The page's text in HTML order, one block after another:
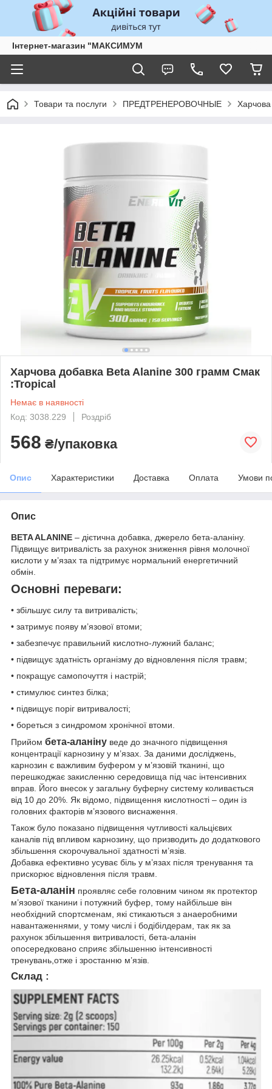
Інтернет-магазин "МАКСИМУМ
Товари та послуги ПРЕДТРЕНЕРОВОЧНЫЕ
Харчова добавка Beta Alanine 300 грамм Смак
:Tropical
Немає в наявності
Код: 3038.229
Роздріб
568 ₴/упаковка
Опис Характеристики Доставка Оплата Умови
Опис
BETA ALANINE – дієтична добавка, джерело бета-аланіну.
Підвищує витривалість за рахунок зниження рівня молочної
кислоти у м’язах та підтримує нормальний енергетичний
обмін.
Основні переваги:
• збільшує силу та витривалість;
• затримує появу м’язової втоми;
• забезпечує правильний кислотно-лужний баланс;
• підвищує здатність організму до відновлення після травм;
• покращує самопочуття і настрій;
• стимулює синтез білка;
• підвищує поріг витривалості;
• бореться з синдромом хронічної втоми.
Прийом бета-аланіну веде до значного підвищення
концентрації карнозину у м’язах. За даними досліджень,
карнозин є важливим буфером у м’язовій тканині, що
перешкоджає закисленню середовища під час інтенсивних
вправ. Його внесок у загальну буферну систему коливається
від 10 до 20%. Як відомо, підвищення кислотності – один із
головних факторів м’язового виснаження.
Також було показано підвищення чутливості кальцієвих
каналів під впливом карнозину, що призводить до додаткового
збільшення скорочувальної здатності м’язів.
Добавка ефективно усуває біль у м’язах після тренування та
прискорює відновлення після травм.
Бета-аланін проявляє себе головним чином як протектор
м’язової тканини і потужний буфер, тому найбільше він
необхідний спортсменам, які стикаються з анаеробними
навантаженнями, у тому числі і бодібілдерам, так як за
рахунок збільшення витривалості, бета-аланін
опосередковано сприяє збільшенню інтенсивності
тренувань,отже і зростанню м’язів.
Склад :